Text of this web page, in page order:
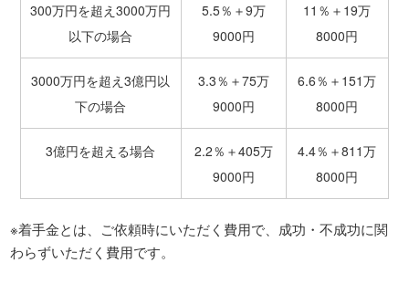
300万円を超え3000万円
以下の場合
5.5％＋9万
9000円
11％＋19万
8000円
3000万円を超え3億円以
下の場合
3.3％＋75万
9000円
6.6％＋151万
8000円
3億円を超える場合
2.2％＋405万
9000円
4.4％＋811万
8000円
※着手金とは、ご依頼時にいただく費用で、成功・不成功に関
わらずいただく費用です。